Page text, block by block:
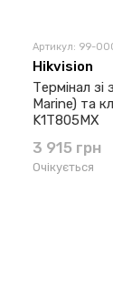
Артикул: 99-
Hikvision
Термінал
Marine) та
K1T805MX
3 915 грн
Очікується